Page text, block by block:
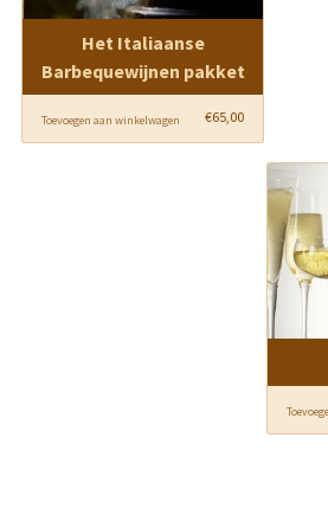
Het Italiaanse
Barbequewijnen pakket
€65,00
Toevoegen aan winkelwagen